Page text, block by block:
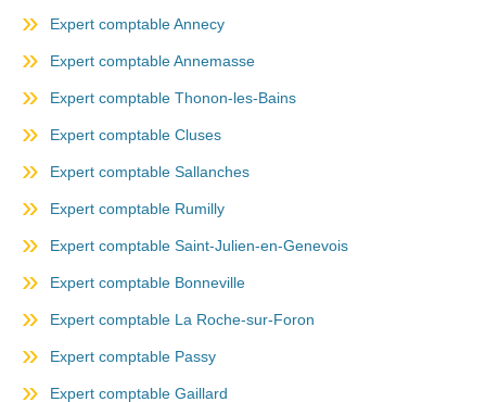
Expert comptable Annecy
Expert comptable Annemasse
Expert comptable Thonon-les-Bains
Expert comptable Cluses
Expert comptable Sallanches
Expert comptable Rumilly
Expert comptable Saint-Julien-en-Genevois
Expert comptable Bonneville
Expert comptable La Roche-sur-Foron
Expert comptable Passy
Expert comptable Gaillard